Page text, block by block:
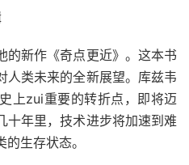
的新作《奇点更近》。这本书
人类未来的全新展望。库兹韦
上zui重要的转折点，即将迈
十年里，技术进步将加速到难
生存状态。